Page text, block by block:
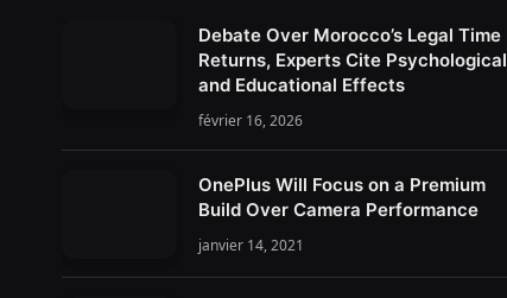
Debate Over Morocco’s Legal Time
Returns, Experts Cite Psychological
and Educational Effects
février 16, 2026
OnePlus Will Focus on a Premium
Build Over Camera Performance
janvier 14, 2021